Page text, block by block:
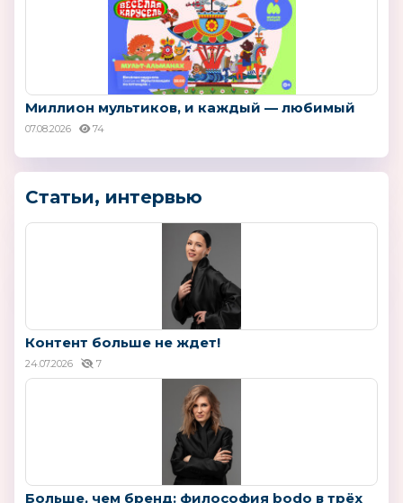
Миллион мультиков, и каждый — любимый
07.08.2026 74
Статьи, интервью
Контент больше не ждет!
24.07.2026 7
Больше, чем бренд: философия bodo в трёх